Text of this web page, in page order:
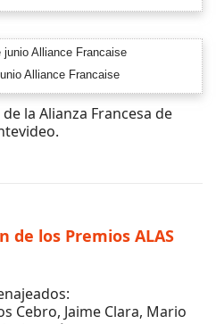
Alliance Francaise
la Alianza Francesa de
de los Premios ALAS
Cebro, Jaime Clara, Mario